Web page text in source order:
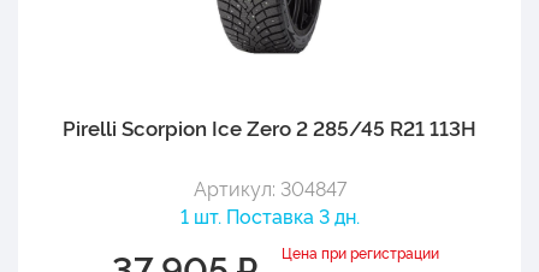
Pirelli Scorpion Ice Zero 2 285/45 R21 113H
Артикул: 304847
1 шт. Поставка 3 дн.
Цена при регистрации